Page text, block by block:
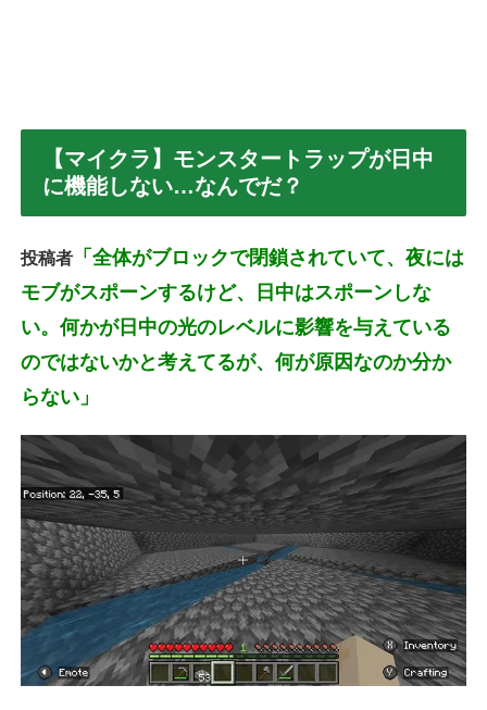
【マイクラ】モンスタートラップが日中
に機能しない…なんでだ？
投稿者 「全体がブロックで閉鎖されていて、夜には
モブがスポーンするけど、日中はスポーンしな
い。何かが日中の光のレベルに影響を与えている
のではないかと考えてるが、何が原因なのか分か
らない」